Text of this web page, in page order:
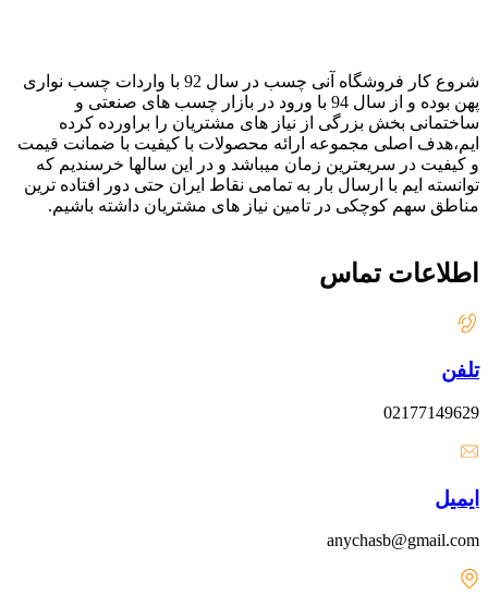
شروع کار فروشگاه آنی چسب در سال 92 با واردات چسب نواری
پهن بوده و از سال 94 با ورود در بازار چسب های صنعتی و
ساختمانی بخش بزرگی از نیاز های مشتریان را براورده کرده
ایم،هدف اصلی مجموعه ارائه محصولات با کیفیت با ضمانت قیمت
و کیفیت در سریعترین زمان میباشد و در این سالها خرسندیم که
توانسته ایم با ارسال بار به تمامی نقاط ایران حتی دور افتاده ترین
مناطق سهم کوچکی در تامین نیاز های مشتریان داشته باشیم.
اطلاعات تماس
تلفن
02177149629
ایمیل
anychasb@gmail.com